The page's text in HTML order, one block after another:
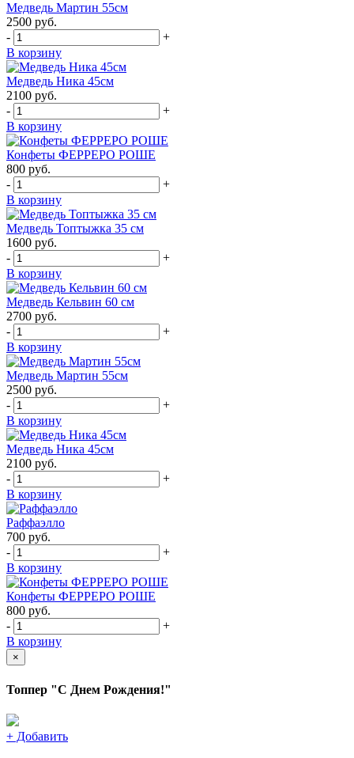
Медведь Мартин 55см
2500 руб.
-
+
В корзину
Медведь Ника 45см
2100 руб.
-
+
В корзину
Конфеты ФЕРРЕРО РОШЕ
800 руб.
-
+
В корзину
Медведь Топтыжка 35 см
1600 руб.
-
+
В корзину
Медведь Кельвин 60 см
2700 руб.
-
+
В корзину
Медведь Мартин 55см
2500 руб.
-
+
В корзину
Медведь Ника 45см
2100 руб.
-
+
В корзину
Раффаэлло
700 руб.
-
+
В корзину
Конфеты ФЕРРЕРО РОШЕ
800 руб.
-
+
В корзину
×
Топпер "С Днем Рождения!"
+ Добавить